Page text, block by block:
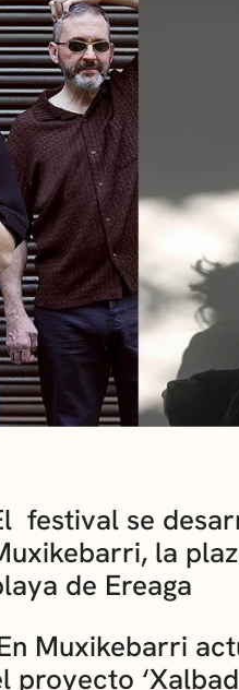
festival se
la
de Ereaga
Muxikebarri
proyecto